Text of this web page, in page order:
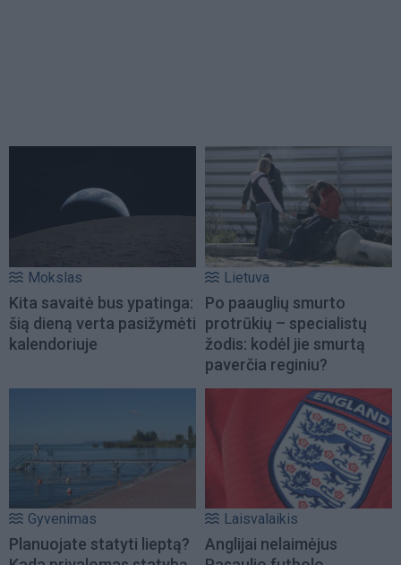
Mokslas
Kita savaitė bus ypatinga:
šią dieną verta pasižymėti
kalendoriuje
Lietuva
Po paauglių smurto
protrūkių – specialistų
žodis: kodėl jie smurtą
paverčia reginiu?
Gyvenimas
Planuojate statyti lieptą?
Laisvalaikis
Anglijai nelaimėjus